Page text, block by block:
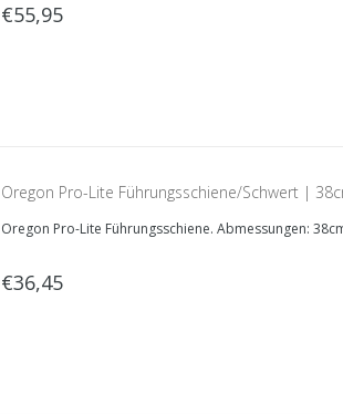
€55,95
Oregon Pro-Lite Führungsschiene/Schwert |
Oregon Pro-Lite Führungsschiene. Abmessungen:
€36,45